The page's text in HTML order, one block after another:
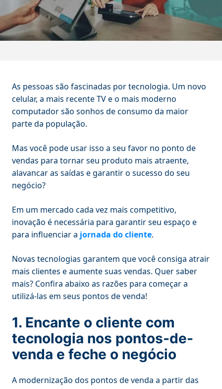
As pessoas são fascinadas por tecnologia. Um novo
celular, a mais recente TV e o mais moderno
computador são sonhos de consumo da maior
parte da população.
Mas você pode usar isso a seu favor no ponto de
vendas para tornar seu produto mais atraente,
alavancar as saídas e garantir o sucesso do seu
negócio?
Em um mercado cada vez mais competitivo,
inovação é necessária para garantir seu espaço e
para influenciar a jornada do cliente.
Novas tecnologias garantem que você consiga atrair
mais clientes e aumente suas vendas. Quer saber
mais? Confira abaixo as razões para começar a
utilizá-las em seus pontos de venda!
1. Encante o cliente com
tecnologia nos pontos-de-
venda e feche o negócio
A modernização dos pontos de venda a partir das